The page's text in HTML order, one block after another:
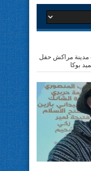
مدينة مراكش حفل
بوكا